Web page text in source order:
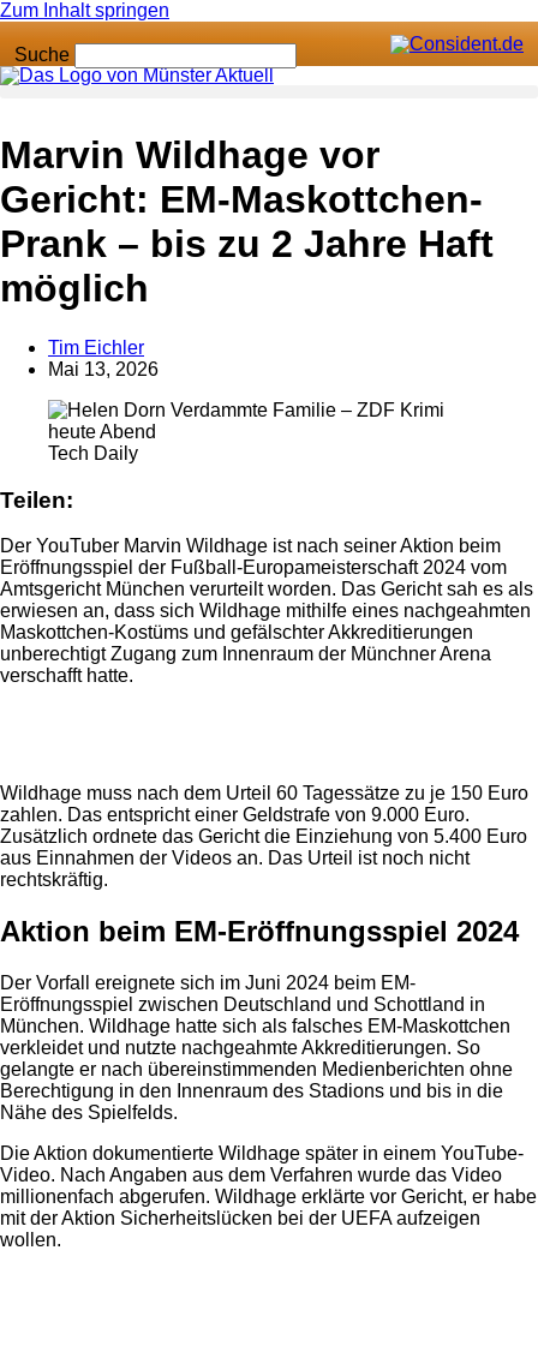
Zum Inhalt springen
Suche
Anzeige
Marvin Wildhage vor
Gericht: EM-Maskottchen-
Prank – bis zu 2 Jahre Haft
möglich
Tim Eichler
Mai 13, 2026
Tech Daily
Teilen:
Der YouTuber Marvin Wildhage ist nach seiner Aktion beim
Eröffnungsspiel der Fußball-Europameisterschaft 2024 vom
Amtsgericht München verurteilt worden. Das Gericht sah es als
erwiesen an, dass sich Wildhage mithilfe eines nachgeahmten
Maskottchen-Kostüms und gefälschter Akkreditierungen
unberechtigt Zugang zum Innenraum der Münchner Arena
verschafft hatte.
Wildhage muss nach dem Urteil 60 Tagessätze zu je 150 Euro
zahlen. Das entspricht einer Geldstrafe von 9.000 Euro.
Zusätzlich ordnete das Gericht die Einziehung von 5.400 Euro
aus Einnahmen der Videos an. Das Urteil ist noch nicht
rechtskräftig.
Aktion beim EM-Eröffnungsspiel 2024
Der Vorfall ereignete sich im Juni 2024 beim EM-
Eröffnungsspiel zwischen Deutschland und Schottland in
München. Wildhage hatte sich als falsches EM-Maskottchen
verkleidet und nutzte nachgeahmte Akkreditierungen. So
gelangte er nach übereinstimmenden Medienberichten ohne
Berechtigung in den Innenraum des Stadions und bis in die
Nähe des Spielfelds.
Die Aktion dokumentierte Wildhage später in einem YouTube-
Video. Nach Angaben aus dem Verfahren wurde das Video
millionenfach abgerufen. Wildhage erklärte vor Gericht, er habe
mit der Aktion Sicherheitslücken bei der UEFA aufzeigen
wollen.